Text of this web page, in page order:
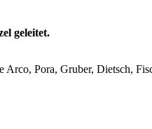
geleitet.
Pora, Gruber, Dietsch,